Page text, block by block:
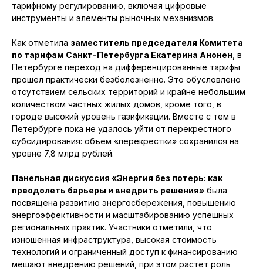
тарифному регулированию, включая цифровые
инструменты и элементы рыночных механизмов.
Как отметила заместитель председателя Комитета
по тарифам Санкт-Петербурга Екатерина Анонен , в
Петербурге переход на дифференцированные тарифы
прошел практически безболезненно. Это обусловлено
отсутствием сельских территорий и крайне небольшим
количеством частных жилых домов, кроме того, в
городе высокий уровень газификации. Вместе с тем в
Петербурге пока не удалось уйти от перекрестного
субсидирования: объем «перекрестки» сохранился на
уровне 7,8 млрд рублей.
Панельная дискуссия «Энергия без потерь: как
преодолеть барьеры и внедрить решения» была
посвящена развитию энергосбережения, повышению
энергоэффективности и масштабированию успешных
региональных практик. Участники отметили, что
изношенная инфраструктура, высокая стоимость
технологий и ограниченный доступ к финансированию
мешают внедрению решений, при этом растет роль